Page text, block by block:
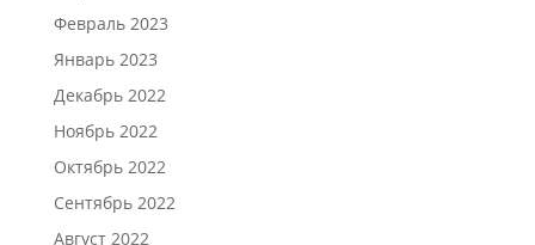
Февраль 2023
Январь 2023
Декабрь 2022
Ноябрь 2022
Октябрь 2022
Сентябрь 2022
Август 2022